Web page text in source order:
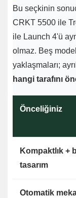
Bu seçkinin
CRKT 5500 ile
ile Launch 4'ü
olmaz. Beş
yaklaşmaları;
hangi tarafını
Önceliğiniz
Kompaktlık +
tasarım
Otomatik